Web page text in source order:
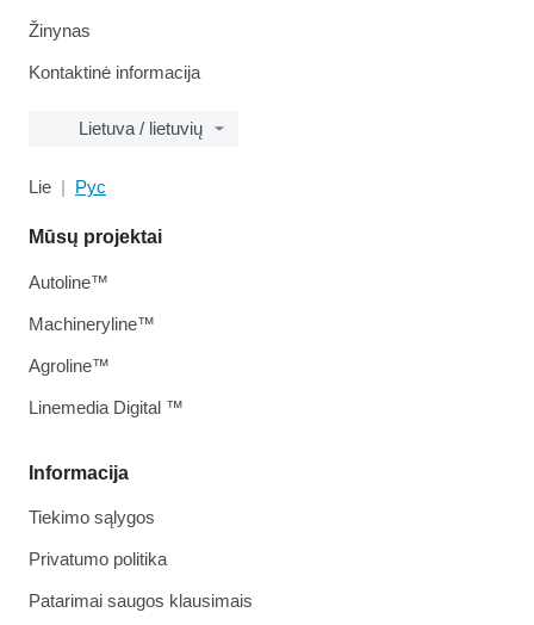
Žinynas
Kontaktinė informacija
Lietuva / lietuvių
Lie Рус
Informacija
Tiekimo sąlygos
Privatumo politika
Patarimai saugos klausimais
Mūsų projektai
Autoline™
Machineryline™
Agroline™
Linemedia Digital ™